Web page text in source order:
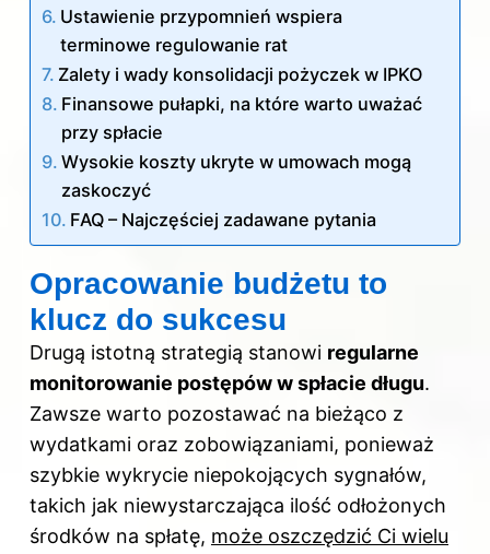
Ustawienie przypomnień wspiera
terminowe regulowanie rat
Zalety i wady konsolidacji pożyczek w IPKO
Finansowe pułapki, na które warto uważać
przy spłacie
Wysokie koszty ukryte w umowach mogą
zaskoczyć
FAQ – Najczęściej zadawane pytania
Opracowanie budżetu to
klucz do sukcesu
Drugą istotną strategią stanowi regularne
monitorowanie postępów w spłacie długu.
Zawsze warto pozostawać na bieżąco z
wydatkami oraz zobowiązaniami, ponieważ
szybkie wykrycie niepokojących sygnałów,
takich jak niewystarczająca ilość odłożonych
środków na spłatę, może oszczędzić Ci wielu